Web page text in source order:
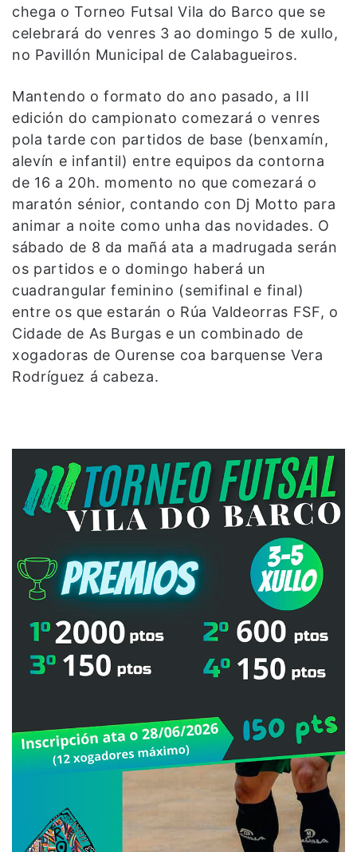
chega o Torneo Futsal Vila do Barco que se
celebrará do venres 3 ao domingo 5 de xullo,
no Pavillón Municipal de Calabagueiros.
Mantendo o formato do ano pasado, a III
edición do campionato comezará o venres
pola tarde con partidos de base (benxamín,
alevín e infantil) entre equipos da contorna
de 16 a 20h. momento no que comezará o
maratón sénior, contando con Dj Motto para
animar a noite como unha das novidades. O
sábado de 8 da mañá ata a madrugada serán
os partidos e o domingo haberá un
cuadrangular feminino (semifinal e final)
entre os que estarán o Rúa Valdeorras FSF, o
Cidade de As Burgas e un combinado de
xogadoras de Ourense coa barquense Vera
Rodríguez á cabeza.